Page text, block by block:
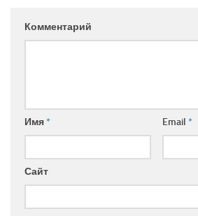
Комментарий
Имя* Email *
Сайт